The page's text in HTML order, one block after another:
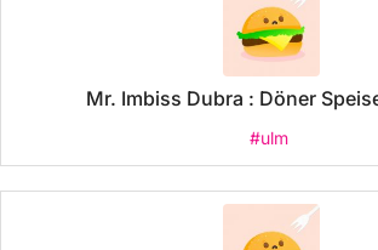
Mr. Imbiss Dubra : Döner
#ulm